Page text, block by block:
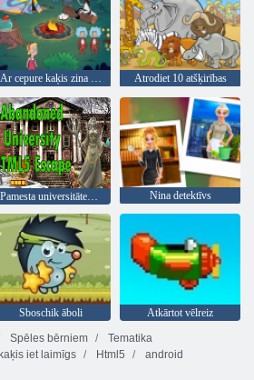
Ar cepure kaķis zina daudz par to! Camp laiks Atrodiet 10 atšķirības
Pamesta universitātes html5 aizbēgšana Nina detektīvs
Sboschik āboli
Atkārtot vēlreiz
Spēles bērniem
Tematika
iet laimīgs Html5 android